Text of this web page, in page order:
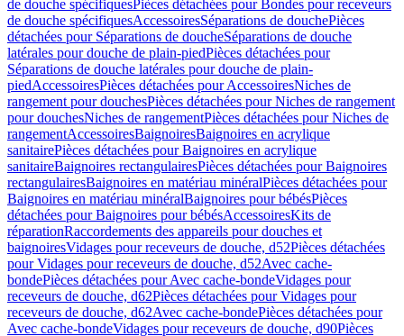
de douche spécifiquesPièces détachées pour Bondes pour receveurs
de douche spécifiquesAccessoiresSéparations de douchePièces
détachées pour Séparations de doucheSéparations de douche
latérales pour douche de plain-piedPièces détachées pour
Séparations de douche latérales pour douche de plain-
piedAccessoiresPièces détachées pour AccessoiresNiches de
rangement pour douchesPièces détachées pour Niches de rangement
pour douchesNiches de rangementPièces détachées pour Niches de
rangementAccessoiresBaignoiresBaignoires en acrylique
sanitairePièces détachées pour Baignoires en acrylique
sanitaireBaignoires rectangulairesPièces détachées pour Baignoires
rectangulairesBaignoires en matériau minéralPièces détachées pour
Baignoires en matériau minéralBaignoires pour bébésPièces
détachées pour Baignoires pour bébésAccessoiresKits de
réparationRaccordements des appareils pour douches et
baignoiresVidages pour receveurs de douche, d52Pièces détachées
pour Vidages pour receveurs de douche, d52Avec cache-
bondePièces détachées pour Avec cache-bondeVidages pour
receveurs de douche, d62Pièces détachées pour Vidages pour
receveurs de douche, d62Avec cache-bondePièces détachées pour
Avec cache-bondeVidages pour receveurs de douche, d90Pièces